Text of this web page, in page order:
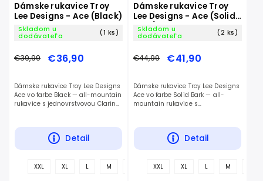
Dámske rukavice Troy
Lee Designs - Ace (Black)
Skladom u
dodávateľa
(1 ks)
€39,99 €36,90
Detail
Dámske rukavice Troy Lee Designs
Ace vo farbe Black — all-mountain
rukavice s jednovrstvovou Clarino
XXL XL L M
ďalšie
Dámske rukavice Troy
Lee Designs - Ace (Solid
Bark)
Skladom u
dodávateľa
(2 ks)
€44,99 €41,90
Detail
Dámske rukavice Troy Lee Designs
Ace vo farbe Solid Bark — all-
mountain rukavice s
XXL XL L M